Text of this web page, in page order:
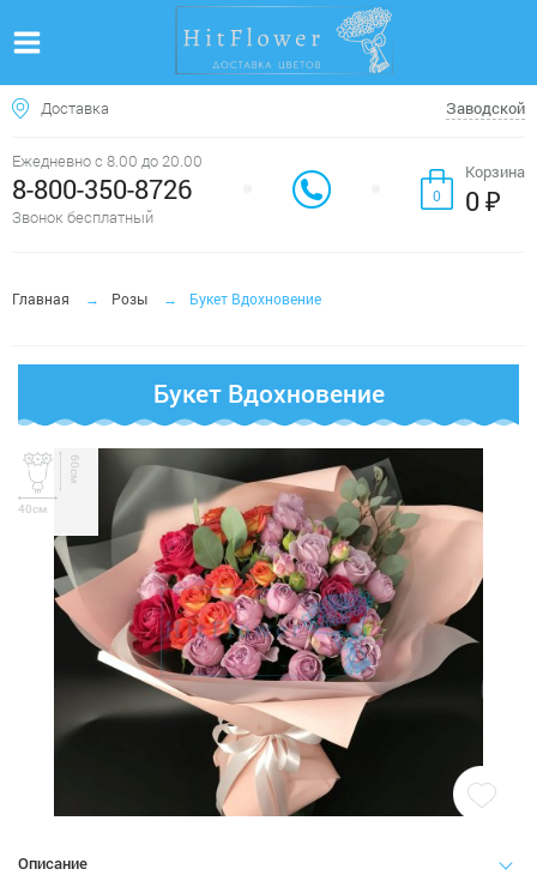
Доставка Заводской
Ежедневно с 8.00 до 20.00
8-800-350-8726
Звонок бесплатный
0
Корзина
0 ₽
Главная Розы Букет Вдохновение
Букет Вдохновение
40см
60см
Описание